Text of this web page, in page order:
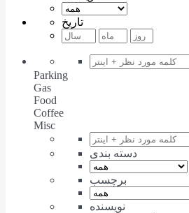
تاریخ
Parking
Gas
Food
Coffee
Misc
دسته بندی
برچسب
نویسنده